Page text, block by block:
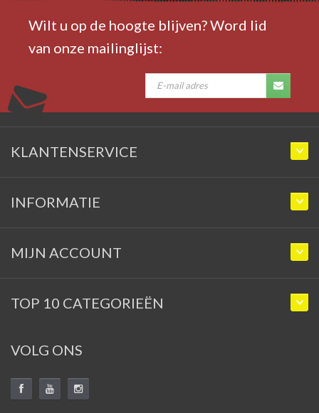
Wilt u op de hoogte blijven? Word lid
van onze mailinglijst:
KLANTENSERVICE
INFORMATIE
MIJN ACCOUNT
TOP 10 CATEGORIEËN
VOLG ONS